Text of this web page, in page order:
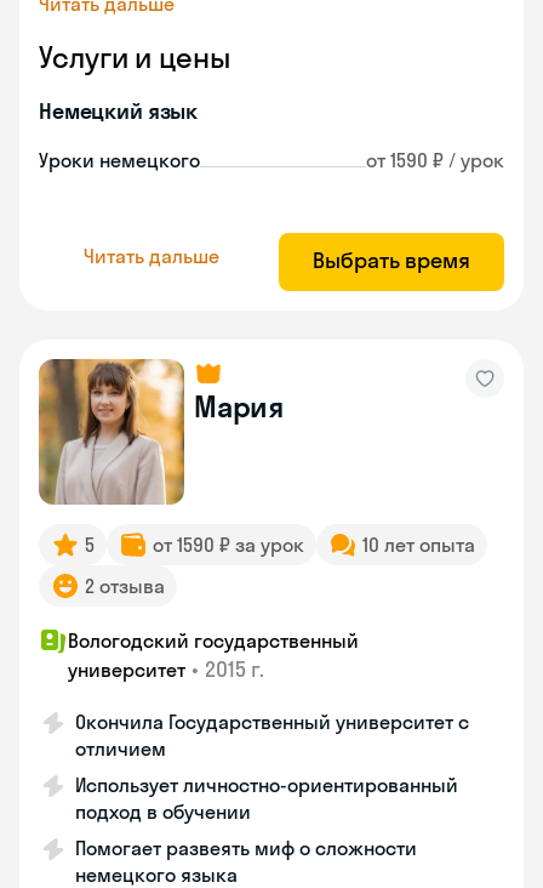
Услуги и цены
Немецкий язык
Уроки немецкого от 1590 ₽ / урок
Читать дальше Выбрать время
Мария
5 от 1590 ₽ за урок
10 лет опыта
2 отзыва
Вологодский государственный
университет • 2015 г.
Окончила Государственный университет с
отличием
Использует личностно-ориентированный
подход в обучении
Помогает развеять миф о сложности
немецкого языка